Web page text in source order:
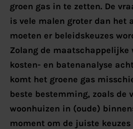
groen gas in te zetten. De
is vele malen groter dan het
moeten er beleidskeuzes
Zolang de maatschappelijke
kosten- en batenanalyse
komt het groene gas
beste bestemming, zoals de
woonhuizen in (oude)
moment om de juiste